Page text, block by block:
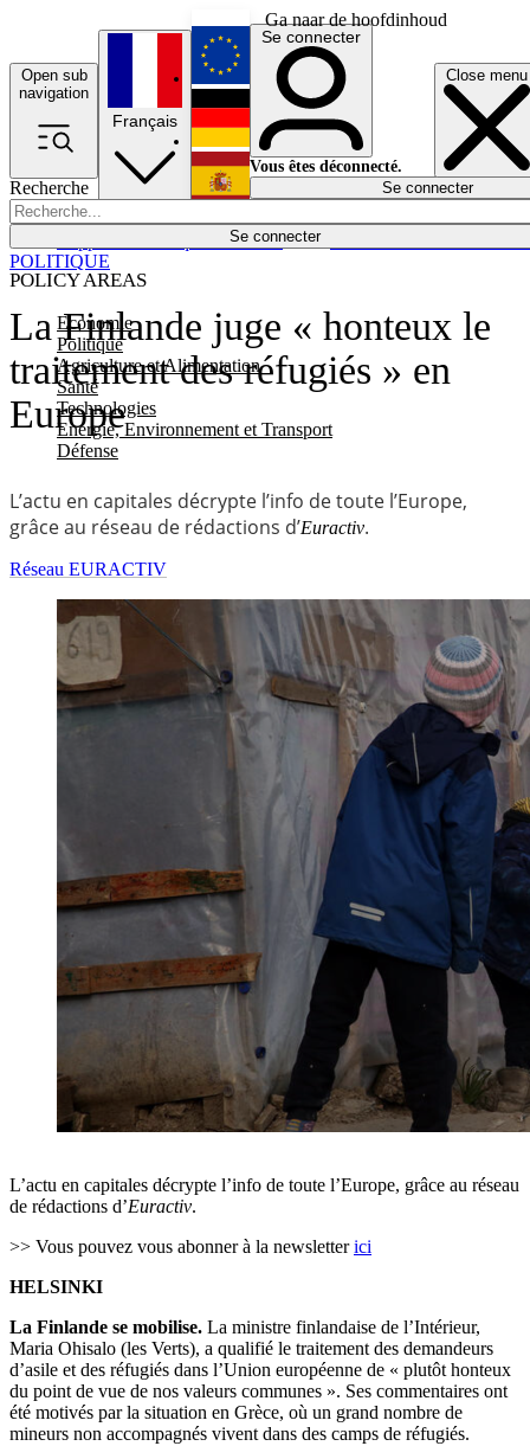
Ga naar de hoofdinhoud
Open sub
navigation
Close menu
Recherche
Se connecter
POLICY AREAS
Economie
Politique
Agriculture et Alimentation
Santé
Technologies
Energie, Environnement et Transport
Défense
Économie
Français
English
Deutsch
Español
Se connecter
Vous êtes déconnecté.
Se connecter
La Finlande juge « honteux le
traitement des réfugiés » en
Europe
L’actu en capitales décrypte l’info de toute l’Europe,
grâce au réseau de rédactions d’Euractiv.
POLITIQUE
Réseau EURACTIV
L’actu en capitales décrypte l’info de toute l’Europe, grâce au réseau
de rédactions d’Euractiv.
>> Vous pouvez vous abonner à la newsletterici
HELSINKI
La Finlande se mobilise. La ministre finlandaise de l’Intérieur,
Maria Ohisalo (les Verts), a qualifié le traitement des demandeurs
d’asile et des réfugiés dans l’Union européenne de « plutôt honteux
du point de vue de nos valeurs communes ». Ses commentaires ont
été motivés par la situation en Grèce, où un grand nombre de
mineurs non accompagnés vivent dans des camps de réfugiés.